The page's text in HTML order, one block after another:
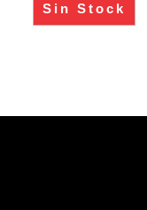
Sin Stock